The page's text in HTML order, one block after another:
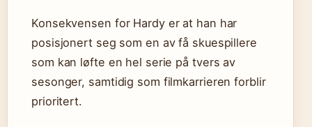
Konsekvensen for Hardy er at han har
posisjonert seg som en av få skuespillere
som kan løfte en hel serie på tvers av
sesonger, samtidig som filmkarrieren forblir
prioritert.